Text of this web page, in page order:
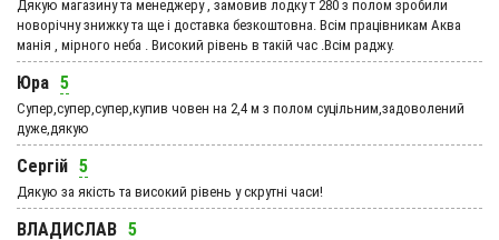
Дякую магазину та менеджеру , замовив лодку т 280 з полом зробили
новорічну знижку та ще і доставка безкоштовна. Всім працівникам Аква
манія , мірного неба . Високий рівень в такій час .Всім раджу.
Юра 5
Супер,супер,супер,купив човен на 2,4 м з полом суцільним,задоволений
дуже,дякую
Сергій 5
Дякую за якість та високий рівень у скрутні часи!
ВЛАДИСЛАВ 5